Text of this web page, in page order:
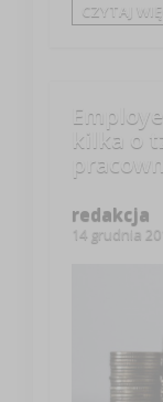
CZYTAJ
kilka o
redakcja
14 grudnia